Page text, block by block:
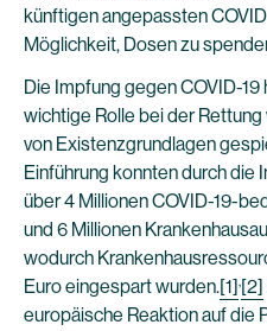
künftigen angepassten
Möglichkeit, Dosen zu
Die Impfung gegen COVID-19
wichtige Rolle bei der
von Existenzgrundlagen
Einführung konnten durch die
über 4 Millionen COVID-19-
und 6 Millionen
wodurch
Euro eingespart wurden.[1],[2]
europäische Reaktion auf die